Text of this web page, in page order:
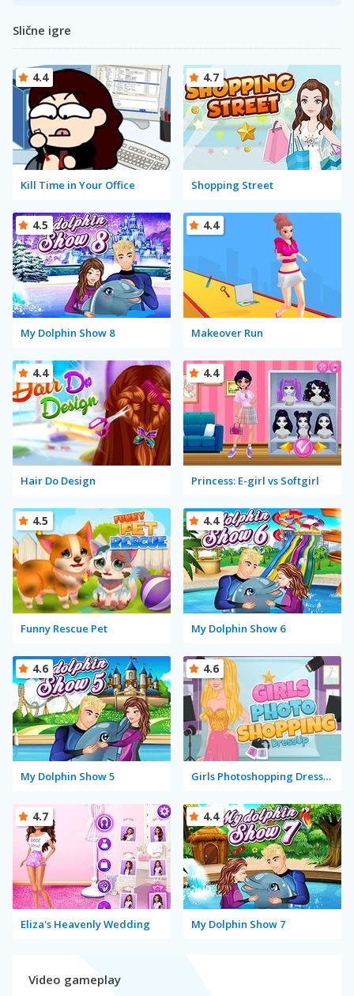
Slične igre
Kill Time in Your Office
4.4
Shopping Street
4.7
My Dolphin Show 8
4.5
Makeover Run
4.4
Hair Do Design
4.4
Princess: E-girl vs Softgirl
4.4
Funny Rescue Pet
4.5
My Dolphin Show 6
4.4
My Dolphin Show 5
4.6
Girls Photoshopping Dressup
4.6
Eliza's Heavenly Wedding
4.7
My Dolphin Show 7
4.4
Video gameplay